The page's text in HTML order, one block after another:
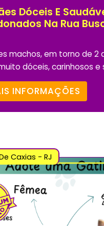
Dóceis E
Na Rua
machos, em torno de 2
dóceis, carinhosos e
INFORMAÇÕES
Caxias - RJ